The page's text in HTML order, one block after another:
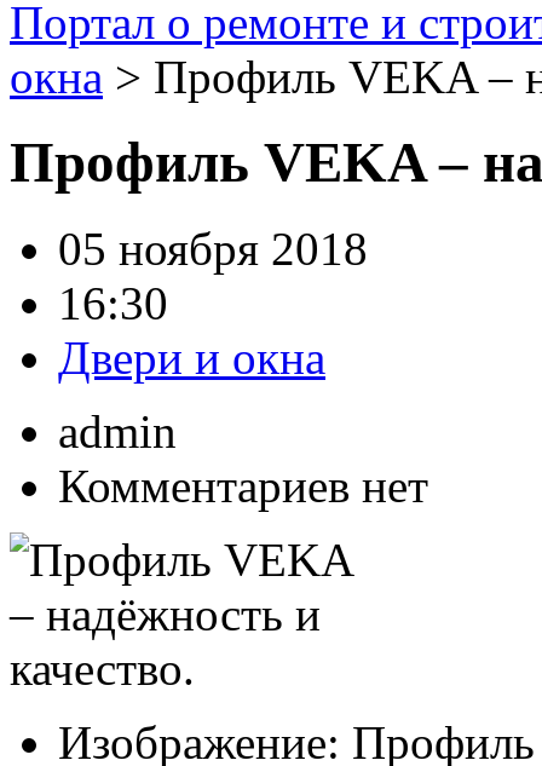
Портал о ремонте и
окна > Профиль VEKA –
Профиль VEKA –
05 ноября 2018
16:30
Двери и окна
admin
Комментариев нет
Изображение: